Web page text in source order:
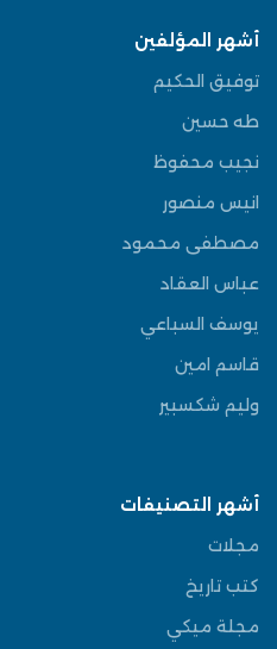
أشهر المؤلفين
توفيق الحكيم
طه حسين
نجيب محفوظ
انيس منصور
مصطفى محمود
عباس العقاد
يوسف السباعي
قاسم امين
وليم شكسبير
أشهر التصنيفات
مجلات
كتب تاريخ
مجلة ميكي